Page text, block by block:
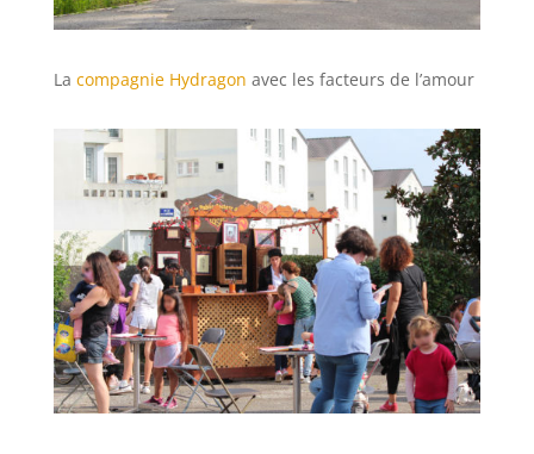
La compagnie Hydragon avec les facteurs de l’amour